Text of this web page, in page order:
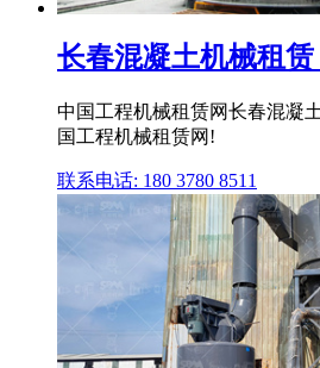
长春混凝土机械租
中国工程机械租赁网长春混凝
国工程机械租赁网!
联系电话: 180 3780 8511